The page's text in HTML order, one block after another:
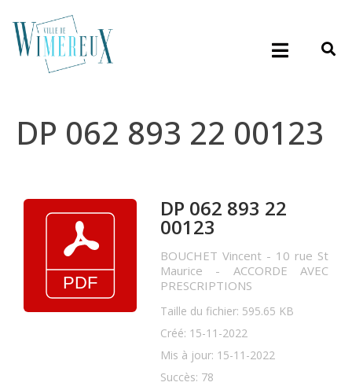
DP 062 893 22 00123
DP 062 893 22
00123
BOUCHET Vincent - 10 rue St
Maurice - ACCORDE AVEC
PRESCRIPTIONS
Taille du fichier: 595.65 KB
Créé: 15-11-2022
Mis à jour: 15-11-2022
Succès: 78